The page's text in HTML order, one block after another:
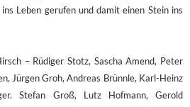
ins Leben gerufen und damit einen Stein ins
– Rüdiger Stotz, Sascha Amend, Peter
Jürgen Groh, Andreas Brünnle, Karl-Heinz
Stefan Groß, Lutz Hofmann, Gerold